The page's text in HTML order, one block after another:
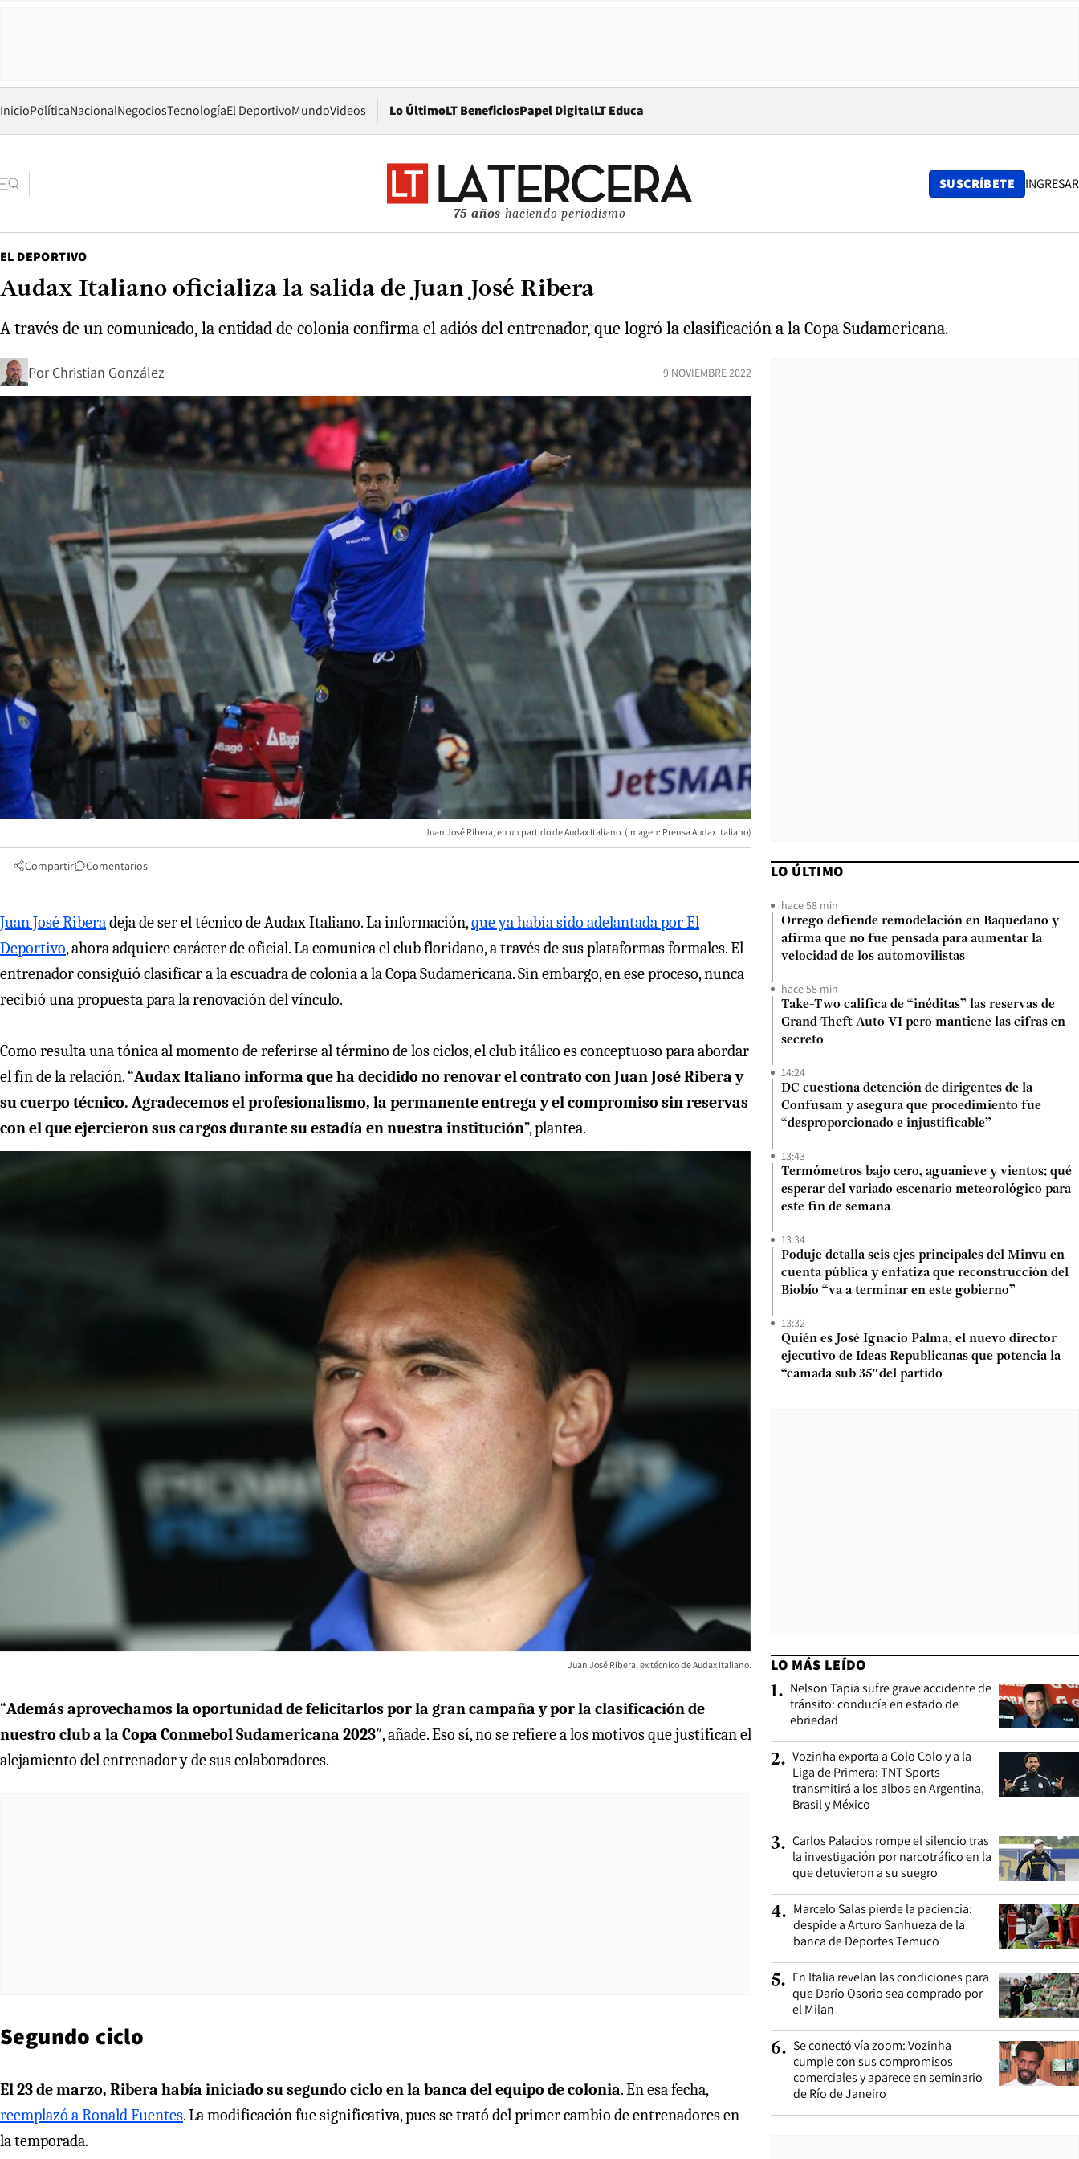
InicioPolíticaNacionalNegociosTecnologíaEl DeportivoMundoVideos Lo ÚltimoLT BeneficiosPapel DigitalOpens in new window
LT Educa
75 años haciendo periodismo
SUSCRÍBETE INGRESAR
EL DEPORTIVO
Audax Italiano oficializa la salida de Juan José Ribera
A través de un comunicado, la entidad de colonia confirma el adiós del entrenador, que logró la clasificación a la Copa Sudamericana.
Por Christian González 9 NOVIEMBRE 2022
Juan José Ribera, en un partido de Audax Italiano. (Imagen: Prensa Audax Italiano)
Compartir Comentarios
Juan José Riberadeja de ser el técnico de Audax Italiano. La información,que ya había sido adelantada por El
Deportivo, ahora adquiere carácter de oficial. La comunica el club floridano, a través de sus plataformas formales. El
entrenador consiguió clasificar a la escuadra de colonia a la Copa Sudamericana. Sin embargo, en ese proceso, nunca
recibió una propuesta para la renovación del vínculo.
Como resulta una tónica al momento de referirse al término de los ciclos, el club itálico es conceptuoso para abordar
el fin de la relación. “Audax Italiano informa que ha decidido no renovar el contrato con Juan José Ribera y
su cuerpo técnico. Agradecemos el profesionalismo, la permanente entrega y el compromiso sin reservas
con el que ejercieron sus cargos durante su estadía en nuestra institución”, plantea.
Juan José Ribera, ex técnico de Audax Italiano.
“Además aprovechamos la oportunidad de felicitarlos por la gran campaña y por la clasificación de
nuestro club a la Copa Conmebol Sudamericana 2023″, añade. Eso sí, no se refiere a los motivos que justifican el
alejamiento del entrenador y de sus colaboradores.
Segundo ciclo
El 23 de marzo, Ribera había iniciado su segundo ciclo en la banca del equipo de colonia. En esa fecha,
reemplazó a Ronald Fuentes. La modificación fue significativa, pues se trató del primer cambio de entrenadores en
la temporada.
LO ÚLTIMO
hace 58 min
Orrego defiende remodelación en Baquedano y
afirma que no fue pensada para aumentar la
velocidad de los automovilistas
hace 58 min
Take-Two califica de “inéditas” las reservas de
Grand Theft Auto VI pero mantiene las cifras en
secreto
14:24
DC cuestiona detención de dirigentes de la
Confusam y asegura que procedimiento fue
“desproporcionado e injustificable”
13:43
Termómetros bajo cero, aguanieve y vientos: qué
esperar del variado escenario meteorológico para
este fin de semana
13:34
Poduje detalla seis ejes principales del Minvu en
cuenta pública y enfatiza que reconstrucción del
Biobío “va a terminar en este gobierno”
13:32
Quién es José Ignacio Palma, el nuevo director
ejecutivo de Ideas Republicanas que potencia la
“camada sub 35″del partido
LO MÁS LEÍDO
1. Nelson Tapia sufre grave accidente de
tránsito: conducía en estado de
ebriedad
2. Vozinha exporta a Colo Colo y a la
Liga de Primera: TNT Sports
transmitirá a los albos en Argentina,
Brasil y México
3. Carlos Palacios rompe el silencio tras
la investigación por narcotráfico en la
que detuvieron a su suegro
4. Marcelo Salas pierde la paciencia:
despide a Arturo Sanhueza de la
banca de Deportes Temuco
5. En Italia revelan las condiciones para
que Darío Osorio sea comprado por
el Milan
6. Se conectó vía zoom: Vozinha
cumple con sus compromisos
comerciales y aparece en seminario
de Río de Janeiro